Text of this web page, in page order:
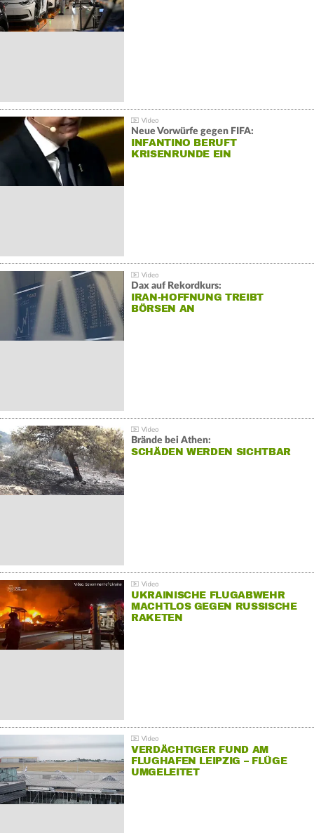
Neue Vorwürfe gegen FIFA:
INFANTINO BERUFT
KRISENRUNDE EIN
Dax auf Rekordkurs:
IRAN-HOFFNUNG TREIBT
BÖRSEN AN
Brände bei Athen:
SCHÄDEN WERDEN SICHTBAR
UKRAINISCHE FLUGABWEHR
MACHTLOS GEGEN RUSSISCHE
RAKETEN
VERDÄCHTIGER FUND AM
FLUGHAFEN LEIPZIG – FLÜGE
UMGELEITET